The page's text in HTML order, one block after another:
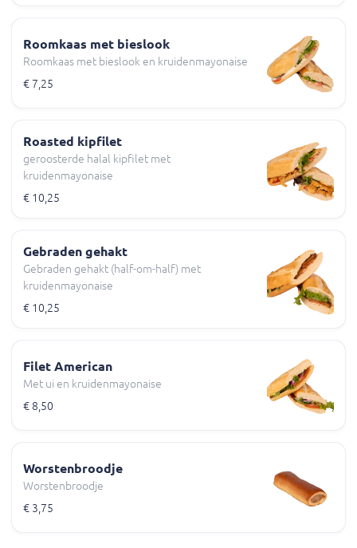
Roomkaas met bieslook
Roomkaas met bieslook en kruidenmayonaise
€ 7,25
Roasted kipfilet
geroosterde halal kipfilet met
kruidenmayonaise
€ 10,25
Gebraden gehakt
Gebraden gehakt (half-om-half) met
kruidenmayonaise
€ 10,25
Filet American
Met ui en kruidenmayonaise
€ 8,50
Worstenbroodje
Worstenbroodje
€ 3,75